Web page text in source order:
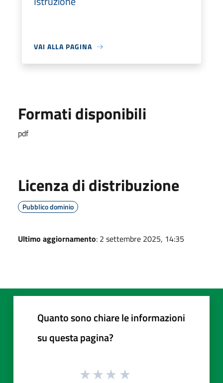
VAI ALLA PAGINA
Formati disponibili
pdf
Licenza di distribuzione
Pubblico dominio
Ultimo aggiornamento: 2 settembre 2025, 14:35
Quanto sono chiare le informazioni
su questa pagina?